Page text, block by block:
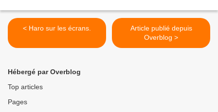
< Haro sur les écrans.
Article publié depuis
Overblog >
Hébergé par Overblog
Top articles
Pages